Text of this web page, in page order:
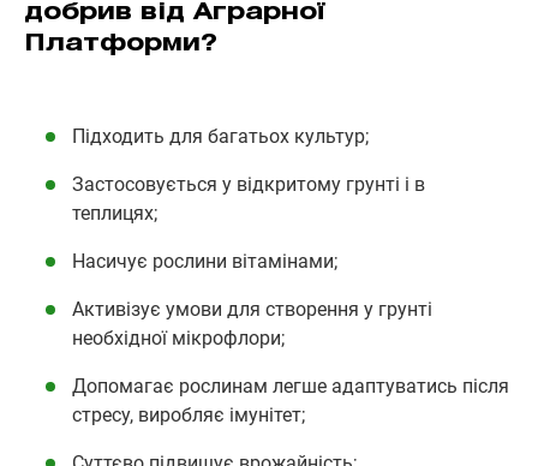
добрив від Аграрної
Платформи?
Підходить для багатьох культур;
Застосовується у відкритому грунті і в
теплицях;
Насичує рослини вітамінами;
Активізує умови для створення у грунті
необхідної мікрофлори;
Допомагає рослинам легше адаптуватись після
стресу, виробляє імунітет;